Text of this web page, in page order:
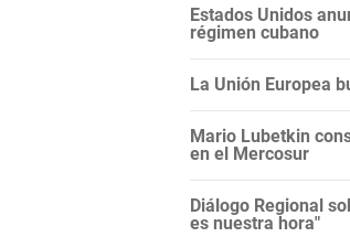
Estados Unidos
régimen cubano
La Unión Europea
Mario Lubetkin
en el Mercosur
Diálogo Regional
es nuestra hora"